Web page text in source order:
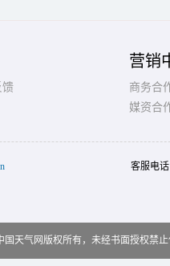
馈
营销
商务合
媒资合
客服电
国天气网版权所有，未经书面授权